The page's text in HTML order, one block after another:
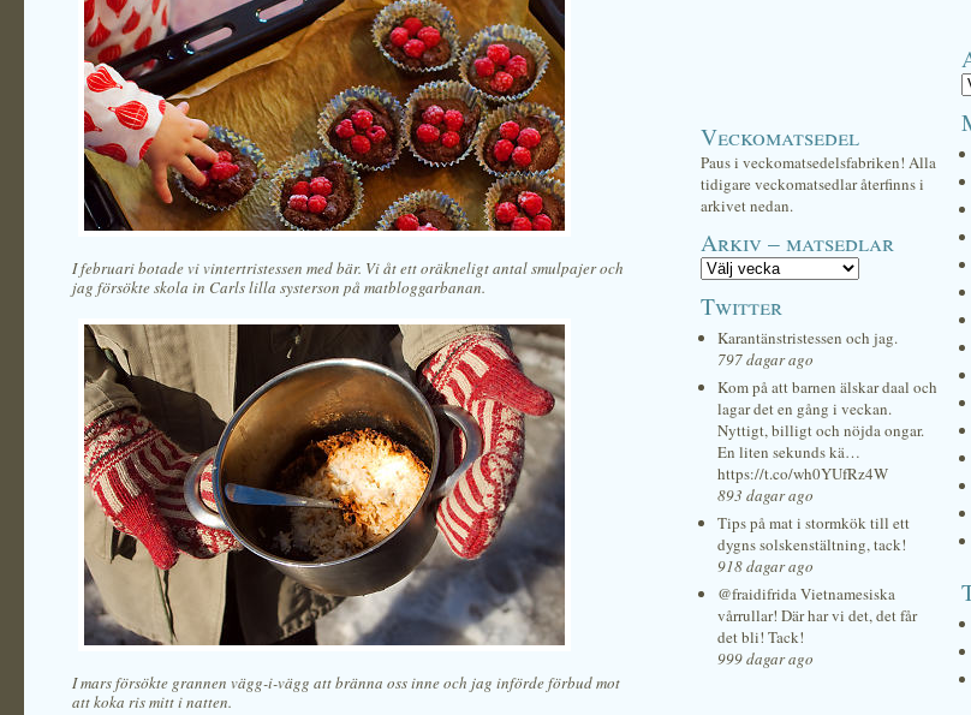
I februari botade vi vintertristessen med bär. Vi åt ett oräkneligt antal smulpajer och
jag försökte skola in Carls lilla systerson på matbloggarbanan.
I mars försökte grannen vägg-i-vägg att bränna oss inne och jag införde förbud mot
att koka ris mitt i natten.
Veckomatsedel
Paus i veckomatsedelsfabriken! Alla
tidigare veckomatsedlar återfinns i
arkivet nedan.
Arkiv – matsedlar
Twitter
Karantänstristessen och jag.
797 dagar ago
Kom på att barnen älskar daal och
lagar det en gång i veckan.
Nyttigt, billigt och nöjda ongar.
En liten sekunds kä…
https://t.co/wh0YUfRz4W
893 dagar ago
Tips på mat i stormkök till ett
dygns solskenstältning, tack!
918 dagar ago
@fraidifrida Vietnamesiska
vårrullar! Där har vi det, det får
det bli! Tack!
999 dagar ago